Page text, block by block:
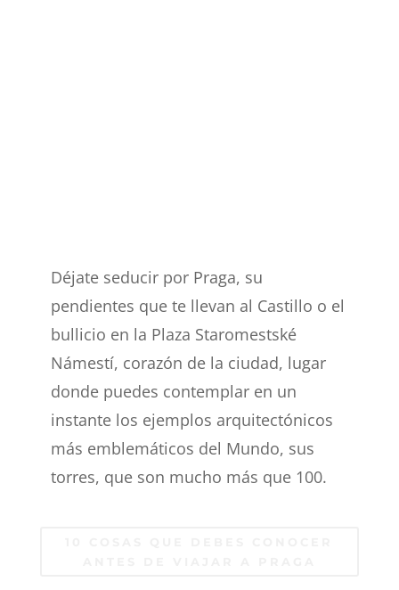
Déjate seducir por Praga, su
pendientes que te llevan al Castillo o el
bullicio en la Plaza Staromestské
Námestí, corazón de la ciudad, lugar
donde puedes contemplar en un
instante los ejemplos arquitectónicos
más emblemáticos del Mundo, sus
torres, que son mucho más que 100.